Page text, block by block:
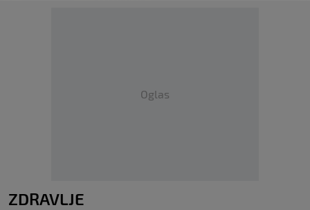
Oglas
ZDRAVLJE